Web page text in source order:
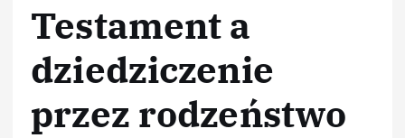
Testament a
dziedziczenie
przez rodzeństwo